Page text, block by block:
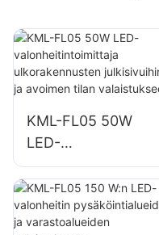
KML-FL05 50W
LED-
valonheitintoimittaj
a ulkorakennusten
julkisivuihin ja
avoimen tilan